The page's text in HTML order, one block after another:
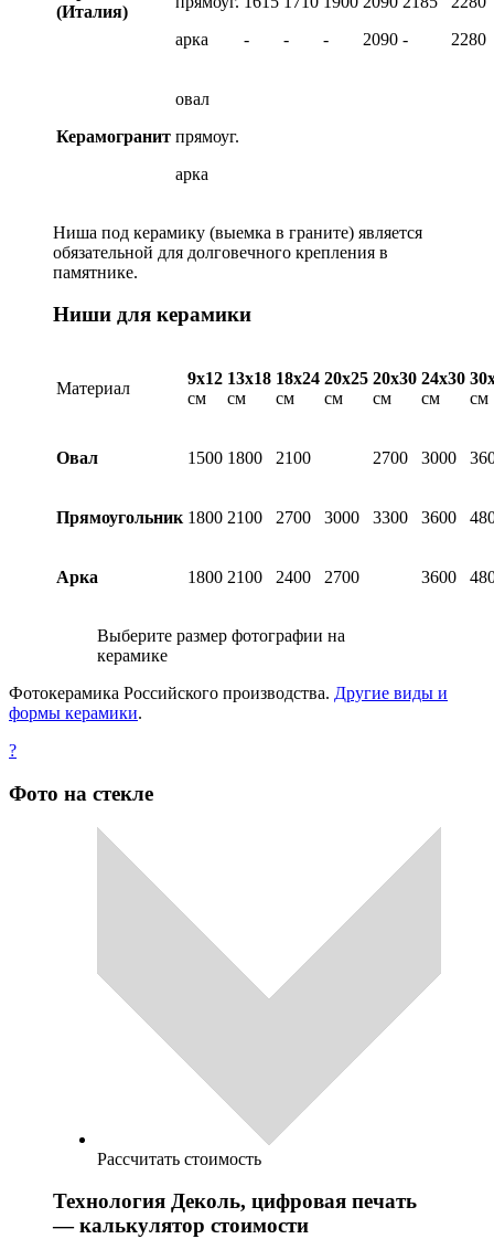
(Италия)
арка
-
-
-
2090 -
2280
Керамогранит
овал
прямоуг.
арка
Ниша под керамику (выемка в граните) является
обязательной для долговечного крепления в
памятнике.
Ниши для керамики
Материал
9х12
см
13х18
см
18х24
см
20х25
см
20х30
см
24х30
см
см
Овал 1500 1800 2100 2700 3000
Прямоугольник 1800 2100 2700 3000 3300 3600
Арка 1800 2100 2400 2700 3600
Выберите размер фотографии на
керамике
Фотокерамика Российского производства. Другие виды и
формы керамики.
?
Фото на стекле
Рассчитать стоимость
Технология Деколь, цифровая печать
— калькулятор стоимости